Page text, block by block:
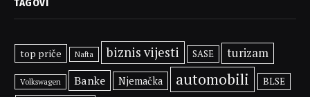
TAGOVI
top priče Nafta biznis vijesti SASE turizam
Volkswagen Banke Njemačka automobili BLSE